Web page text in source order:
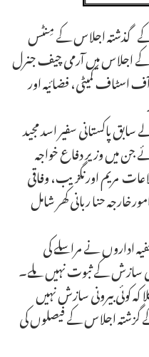
کے گذشتہ اجلاس کے مِنٹس
کے اجلاس میں آرمی چیف جنرل
اسٹاف کمیٹی، فضائیہ اور
پاکستانی سفیر اسد مجید
جن میں وزیر دفاع خواجہ
مریم اورنگزیب، وفاقی
حنا ربانی کھر شامل
اداروں نے مراسلے کی
سازش کے ثبوت نہیں ملے۔
کہ کوئی بیرونی سازش نہیں
گزشتہ اجلاس کے فیصلوں کی